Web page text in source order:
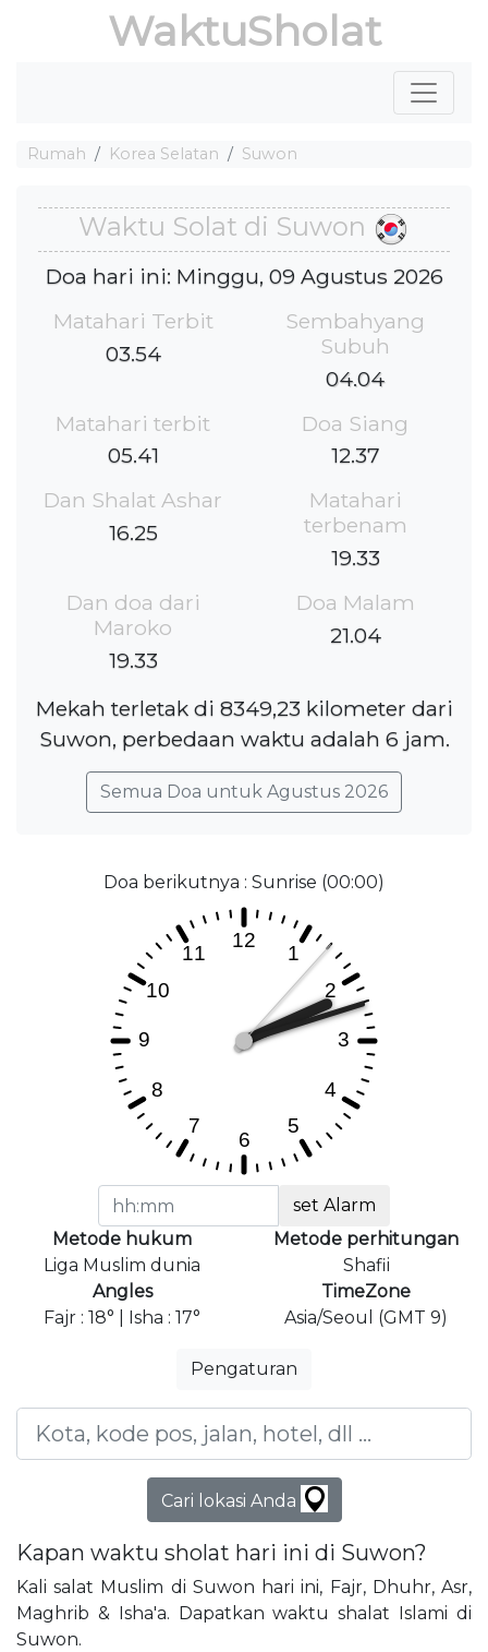
WaktuSholat
Rumah Korea Selatan Suwon
Waktu Solat di Suwon
Doa hari ini: Minggu, 09 Agustus 2026
Matahari Terbit
03.54
Sembahyang
Subuh
04.04
Matahari terbit
05.41
Doa Siang
12.37
Dan Shalat Ashar
16.25
Matahari
terbenam
19.33
Dan doa dari
Maroko
19.33
Doa Malam
21.04
Mekah terletak di 8349,23 kilometer dari
Suwon, perbedaan waktu adalah 6 jam.
Semua Doa untuk Agustus 2026
Doa berikutnya : Sunrise (00:00)
set Alarm
Metode hukum
Liga Muslim dunia
Metode perhitungan
Shafii
Angles
Fajr : 18° | Isha : 17°
TimeZone
Asia/Seoul (GMT 9)
Pengaturan
Cari lokasi Anda
Kapan waktu sholat hari ini di Suwon?
Kali salat Muslim di Suwon hari ini, Fajr, Dhuhr, Asr,
Maghrib & Isha'a. Dapatkan waktu shalat Islami di
Suwon.